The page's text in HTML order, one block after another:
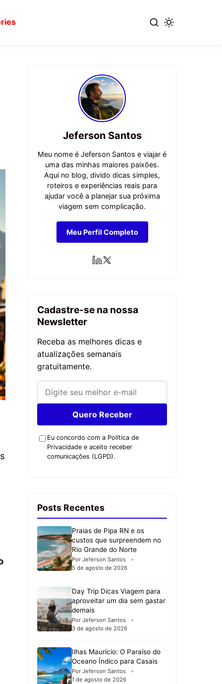
Jeferson Santos
Meu nome é Jeferson Santos e viajar é
uma das minhas maiores paixões.
Aqui no blog, divido dicas simples,
roteiros e experiências reais para
ajudar você a planejar sua próxima
viagem sem complicação.
Meu Perfil Completo
Cadastre-se na nossa
Newsletter
Receba as melhores dicas e
atualizações semanais
gratuitamente.
Quero Receber
Eu concordo com a Política de
Privacidade e aceito receber
comunicações (LGPD).
Posts Recentes
Praias de Pipa RN e os
custos que surpreendem no
Rio Grande do Norte
Por Jeferson Santos
5 de agosto de 2026
Day Trip Dicas Viagem para
aproveitar um dia sem gastar
demais
Por Jeferson Santos
3 de agosto de 2026
Ilhas Maurício: O Paraíso do
Oceano Índico para Casais
Por Jeferson Santos
1 de agosto de 2026